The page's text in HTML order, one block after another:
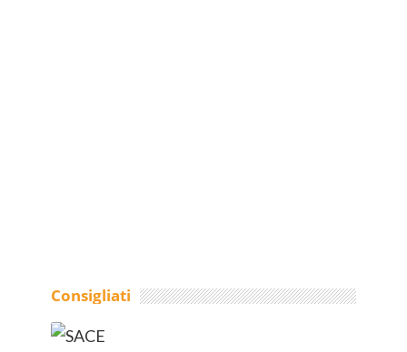
Consigliati